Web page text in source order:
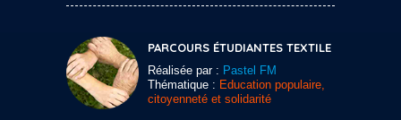
PARCOURS ÉTUDIANTES TEXTILE
Réalisée par : Pastel FM
Thématique : Education populaire,
citoyenneté et solidarité